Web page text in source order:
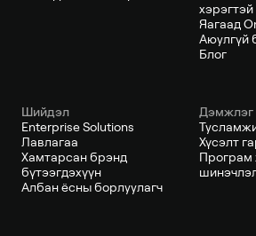
хэрэгтэй
Яагаад
Аюулгүй
Блог
Шийдэл
Enterprise Solutions
Лавлагаа
Хамтарсан брэнд
бүтээгдэхүүн
Албан ёсны борлуулагч
Дэмжлэг
Хүсэлт
Програм